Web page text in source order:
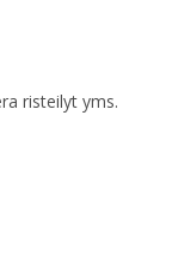
risteilyt yms.